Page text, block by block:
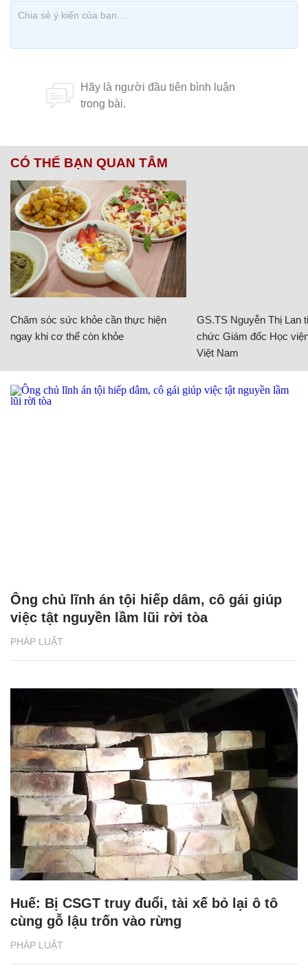
CÓ THỂ BẠN QUAN TÂM
Chăm sóc sức khỏe cần thực hiện
ngay khi cơ thể còn khỏe
GS.TS Nguyễn Thị Lan
chức Giám đốc Học
Việt Nam
PHÁP LUẬT
Ông chủ lĩnh án tội hiếp dâm, cô gái giúp
việc tật nguyền lầm lũi rời tòa
PHÁP LUẬT
Huế: Bị CSGT truy đuổi, tài xế bỏ lại ô tô
cùng gỗ lậu trốn vào rừng